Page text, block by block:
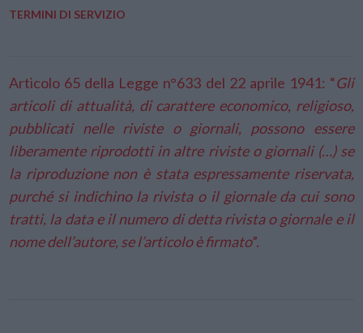
TERMINI DI SERVIZIO
Articolo 65 della Legge n°633 del 22 aprile 1941: “Gli
articoli di attualità, di carattere economico, religioso,
pubblicati nelle riviste o giornali, possono essere
liberamente riprodotti in altre riviste o giornali (…) se
la riproduzione non è stata espressamente riservata,
purché si indichino la rivista o il giornale da cui sono
tratti, la data e il numero di detta rivista o giornale e il
nome dell’autore, se l’articolo è firmato”.